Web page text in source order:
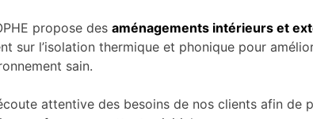
propose des aménagements intérieurs et
sur l’isolation thermique et phonique pour
sain.
attentive des besoins de nos clients afin